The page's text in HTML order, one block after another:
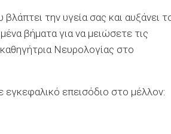
την υγεία σας και αυξάνει
βήματα για να μειώσετε τις
Νευρολογίας στο
εγκεφαλικό επεισόδιο στο μέλλον: